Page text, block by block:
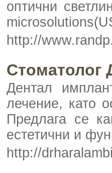
оптични
http://
Стоматолог
Дентал
лечение, като
Предлага се
естетични и
http://